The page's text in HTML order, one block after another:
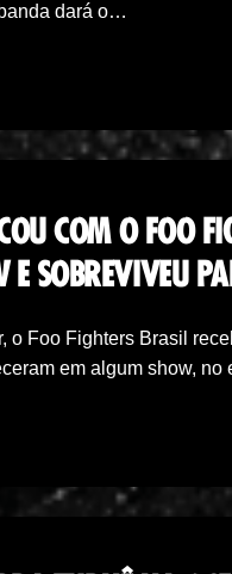
dará o…
COM O FOO
E SOBREVIVEU
o Foo Fighters Brasil
em algum show,